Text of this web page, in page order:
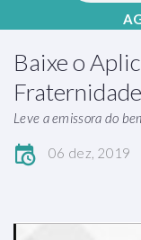
Baixe o
Fraternidade
Leve a emissora do
06 dez, 2019